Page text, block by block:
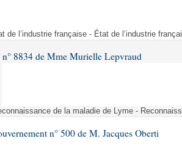
de l’industrie française - État de l’industrie
n° 8834 de Mme Murielle Lepvraud
de la maladie de Lyme -
n° 500 de M. Jacques Oberti